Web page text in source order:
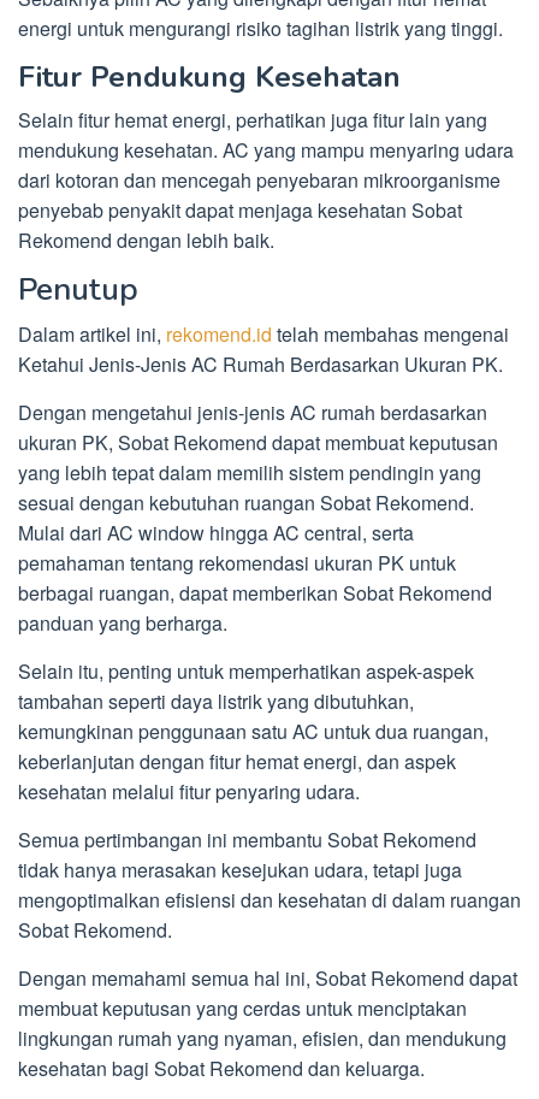
energi untuk mengurangi risiko tagihan listrik yang tinggi.
Fitur Pendukung Kesehatan
Selain fitur hemat energi, perhatikan juga fitur lain yang
mendukung kesehatan. AC yang mampu menyaring udara
dari kotoran dan mencegah penyebaran mikroorganisme
penyebab penyakit dapat menjaga kesehatan Sobat
Rekomend dengan lebih baik.
Penutup
Dalam artikel ini, rekomend.id telah membahas mengenai
Ketahui Jenis-Jenis AC Rumah Berdasarkan Ukuran PK.
Dengan mengetahui jenis-jenis AC rumah berdasarkan
ukuran PK, Sobat Rekomend dapat membuat keputusan
yang lebih tepat dalam memilih sistem pendingin yang
sesuai dengan kebutuhan ruangan Sobat Rekomend.
Mulai dari AC window hingga AC central, serta
pemahaman tentang rekomendasi ukuran PK untuk
berbagai ruangan, dapat memberikan Sobat Rekomend
panduan yang berharga.
Selain itu, penting untuk memperhatikan aspek-aspek
tambahan seperti daya listrik yang dibutuhkan,
kemungkinan penggunaan satu AC untuk dua ruangan,
keberlanjutan dengan fitur hemat energi, dan aspek
kesehatan melalui fitur penyaring udara.
Semua pertimbangan ini membantu Sobat Rekomend
tidak hanya merasakan kesejukan udara, tetapi juga
mengoptimalkan efisiensi dan kesehatan di dalam ruangan
Sobat Rekomend.
Dengan memahami semua hal ini, Sobat Rekomend dapat
membuat keputusan yang cerdas untuk menciptakan
lingkungan rumah yang nyaman, efisien, dan mendukung
kesehatan bagi Sobat Rekomend dan keluarga.